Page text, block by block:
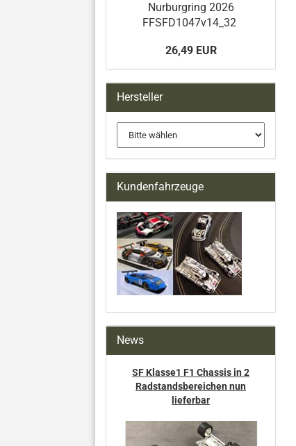
Nurburgring 2026
FFSFD1047v14_32
26,49 EUR
Hersteller
Kundenfahrzeuge
News
SF Klasse1 F1 Chassis in 2
Radstandsbereichen nun
lieferbar